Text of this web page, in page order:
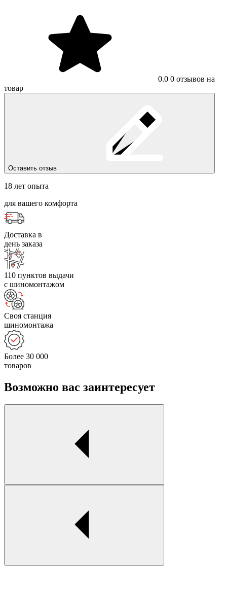
0.0 0 отзывов на
товар
Оставить отзыв
18 лет опыта
для вашего комфорта
Доставка в
день заказа
110 пунктов выдачи
с шиномонтажом
Своя станция
шиномонтажа
Более 30 000
товаров
Возможно вас заинтересует